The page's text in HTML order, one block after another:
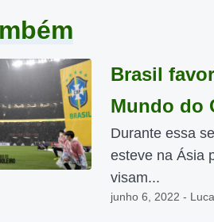
Brasil
Mundo do
Durante essa
esteve na Ásia
visam...
junho 6, 2022 -